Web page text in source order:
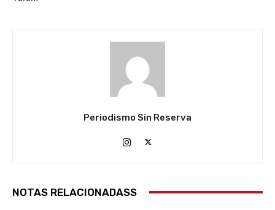
Periodismo Sin Reserva
NOTAS RELACIONADASS